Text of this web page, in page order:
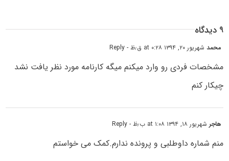
۹ دیدگاه
محمدشهریور ۲۰, ۱۳۹۴ at ۰:۲۸ ق٫ظ - Reply
مشخصات فردی رو وارد میکنم میگه کارنامه مورد نظر یافت نشد
چیکار کنم
هاجرشهریور ۱۸, ۱۳۹۴ at ۱:۰۸ ب٫ظ - Reply
منم شماره داوطلبی و پرونده ندارم.کمک می خواستم